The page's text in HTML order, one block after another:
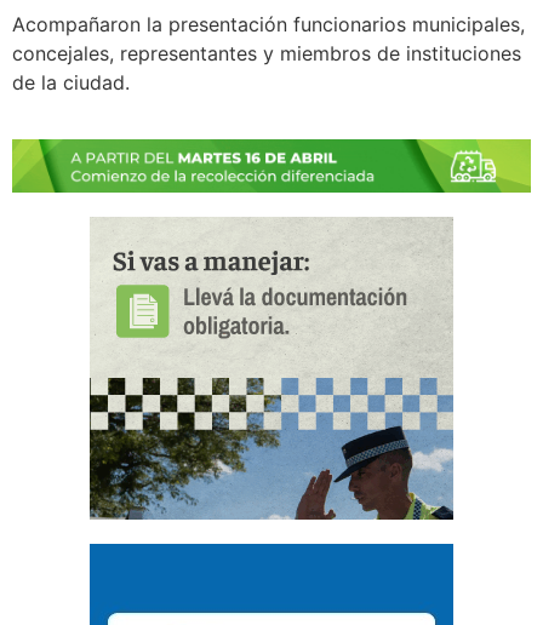
Acompañaron la presentación funcionarios municipales,
concejales, representantes y miembros de instituciones
de la ciudad.